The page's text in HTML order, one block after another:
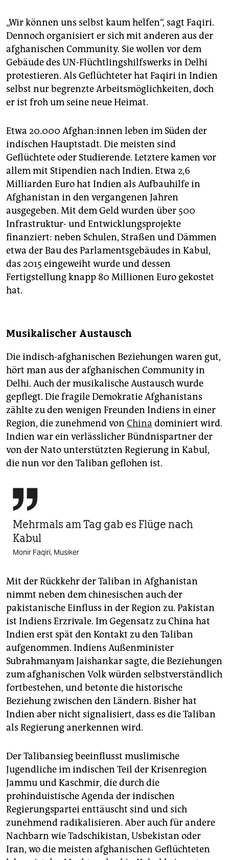
„Wir können uns selbst kaum helfen“, sagt Faqiri.
Dennoch organisiert er sich mit anderen aus der
afghanischen Community. Sie wollen vor dem
Gebäude des UN-Flüchtlingshilfswerks in Delhi
protestieren. Als Geflüchteter hat Faqiri in Indien
selbst nur begrenzte Arbeitsmöglichkeiten, doch
er ist froh um seine neue Heimat.
Etwa 20.000 Af­gha­n:in­nen leben im Süden der
indischen Hauptstadt. Die meisten sind
Geflüchtete oder Studierende. Letztere kamen vor
allem mit Stipendien nach Indien. Etwa 2,6
Milliarden Euro hat Indien als Aufbauhilfe in
Afghanistan in den vergangenen Jahren
ausgegeben. Mit dem Geld wurden über 500
Infrastruktur- und Entwicklungsprojekte
finanziert: neben Schulen, Straßen und Dämmen
etwa der Bau des Parlamentsgebäudes in Kabul,
das 2015 eingeweiht wurde und dessen
Fertigstellung knapp 80 Millionen Euro gekostet
hat.
Musikalischer Austausch
Die indisch-afghanischen Beziehungen waren gut,
hört man aus der afghanischen Community in
Delhi. Auch der musikalische Austausch wurde
gepflegt. Die fragile Demokratie Afghanistans
zählte zu den wenigen Freunden Indiens in einer
Region, die zunehmend von China dominiert wird.
Indien war ein verlässlicher Bündnispartner der
von der Nato unterstützten Regierung in Kabul,
die nun vor den Taliban geflohen ist.

Mehrmals am Tag gab es Flüge nach
Kabul
Monir Faqiri, Musiker
Mit der Rückkehr der Taliban in Afghanistan
nimmt neben dem chinesischen auch der
pakistanische Einfluss in der Region zu. Pakistan
ist Indiens Erzrivale. Im Gegensatz zu China hat
Indien erst spät den Kontakt zu den Taliban
aufgenommen. Indiens Außenminister
Subrahmanyam Jaishankar sagte, die Beziehungen
zum afghanischen Volk würden selbstverständlich
fortbestehen, und betonte die historische
Beziehung zwischen den Ländern. Bisher hat
Indien aber nicht signalisiert, dass es die Taliban
als Regierung anerkennen wird.
Der Talibansieg beeinflusst muslimische
Jugendliche im indischen Teil der Krisenregion
Jammu und Kaschmir, die durch die
prohinduistische Agenda der indischen
Regierungspartei enttäuscht sind und sich
zunehmend radikalisieren. Aber auch für andere
Nachbarn wie Tadschikistan, Usbekistan oder
Iran, wo die meisten afghanischen Geflüchteten